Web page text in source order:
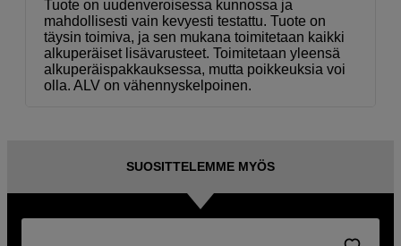
Tuote on uudenveroisessa kunnossa ja
mahdollisesti vain kevyesti testattu. Tuote on
täysin toimiva, ja sen mukana toimitetaan kaikki
alkuperäiset lisävarusteet. Toimitetaan yleensä
alkuperäispakkauksessa, mutta poikkeuksia voi
olla. ALV on vähennyskelpoinen.
SUOSITTELEMME MYÖS